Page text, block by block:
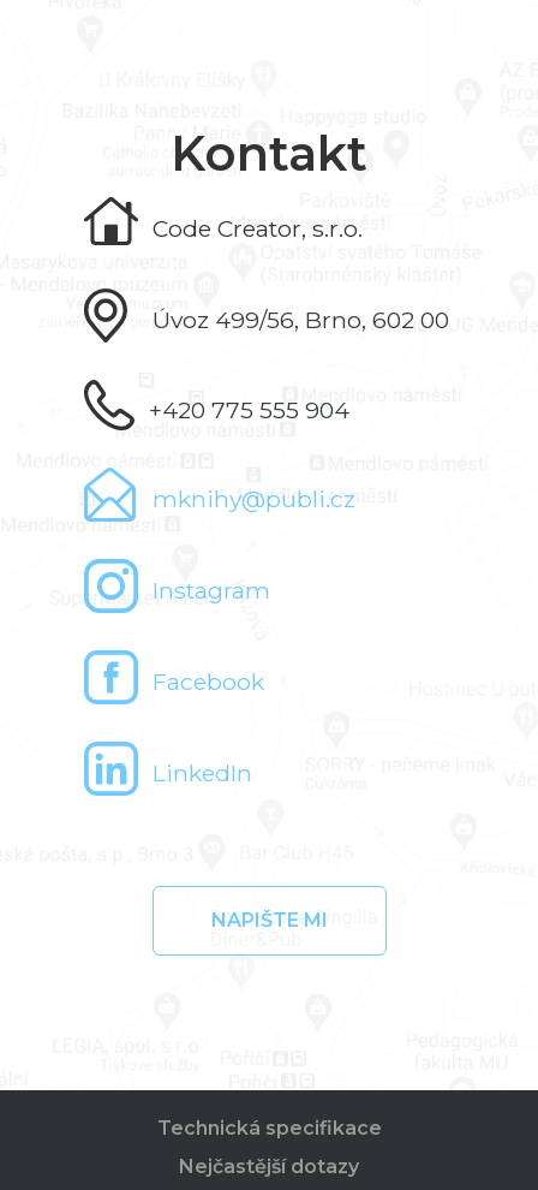
Kontakt
Code Creator, s.r.o.
Úvoz 499/56, Brno, 602 00
+420 775 555 904
mknihy@publi.cz
Instagram
Facebook
LinkedIn
NAPIŠTE MI
Technická specifikace
Nejčastější dotazy